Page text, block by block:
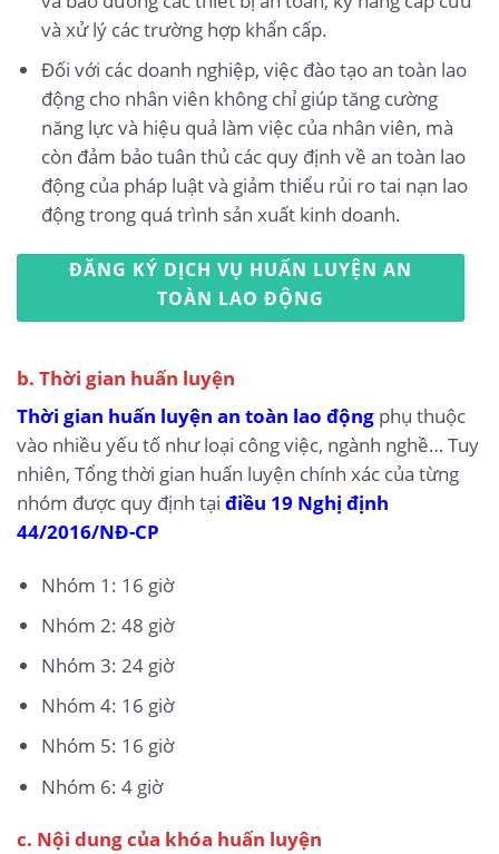
và xử lý các trường hợp khẩn cấp.
Đối với các doanh nghiệp, việc đào tạo an toàn lao
động cho nhân viên không chỉ giúp tăng cường
năng lực và hiệu quả làm việc của nhân viên, mà
còn đảm bảo tuân thủ các quy định về an toàn lao
động của pháp luật và giảm thiểu rủi ro tai nạn lao
động trong quá trình sản xuất kinh doanh.
ĐĂNG KÝ DỊCH VỤ HUẤN LUYỆN AN
TOÀN LAO ĐỘNG
b. Thời gian huấn luyện
Thời gian huấn luyện an toàn lao động phụ thuộc
vào nhiều yếu tố như loại công việc, ngành nghề… Tuy
nhiên, Tổng thời gian huấn luyện chính xác của từng
nhóm được quy định tại điều 19 Nghị định
44/2016/NĐ-CP
Nhóm 1: 16 giờ
Nhóm 2: 48 giờ
Nhóm 3: 24 giờ
Nhóm 4: 16 giờ
Nhóm 5: 16 giờ
Nhóm 6: 4 giờ
c. Nội dung của khóa huấn luyện